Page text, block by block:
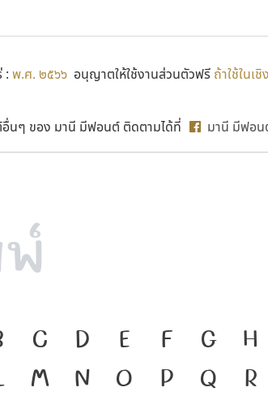
: พ.ศ. ๒๕๖๖ อนุญาตให้ใช้งานส่วนตัวฟรี ถ้าใช้ในเ
นๆ ของ มานี มีฟอนต์ ติดตามได้ที่ มานี มีฟอ
C D E F G H
M N O P Q R
คือ เครื่องมือสำคัญที่ทำให้
รงอยู่ได้ ภาษา คือ สะพา